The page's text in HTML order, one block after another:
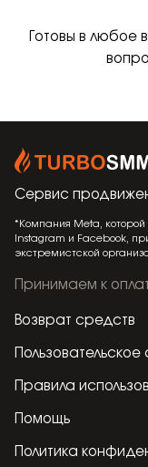
Готовы в любое
Сервис
*Компания Meta,
Instagram и Facebook,
экстремистской
Принимаем к
Возврат средств
Правила
Помощь
Политика